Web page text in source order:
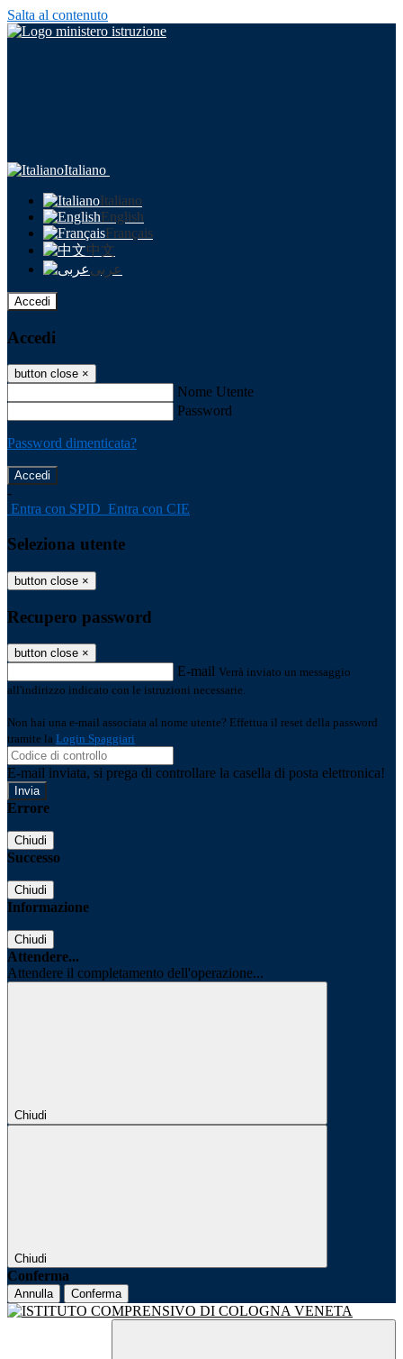
Salta al contenuto
Italiano
Italiano
English
Français
中文
عربى
Accedi
Accedi
button close ×
Nome Utente
Password
Password dimenticata?
-
Entra con SPID Entra con CIE
Seleziona utente
button close ×
Recupero password
button close ×
E-mail Verrà inviato un messaggio
all'indirizzo indicato con le istruzioni necessarie.
Non hai una e-mail associata al nome utente? Effettua il reset della password
tramite la Login Spaggiari
E-mail inviata, si prega di controllare la casella di posta elettronica!
Errore
Chiudi
Successo
Chiudi
Informazione
Chiudi
Attendere...
Attendere il completamento dell'operazione...
Chiudi
Chiudi
Conferma
Annulla Conferma